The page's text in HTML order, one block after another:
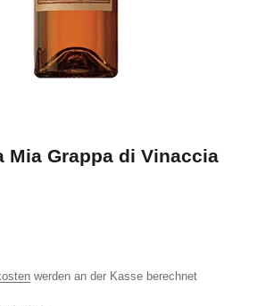
Mia Grappa di Vinaccia
werden an der Kasse berechnet